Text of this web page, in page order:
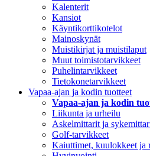
Kalenterit
Kansiot
Käyntikorttikotelot
Mainoskynät
Muistikirjat ja muistilaput
Muut toimistotarvikkeet
Puhelintarvikkeet
Tietokonetarvikkeet
Vapaa-ajan ja kodin tuotteet
Vapaa-ajan ja kodin
Liikunta ja urheilu
Askelmittarit ja
Golf-tarvikkeet
Kaiuttimet, kuulokkeet ja